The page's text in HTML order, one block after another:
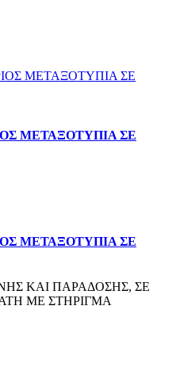
ΜΕΤΑΞΟΤΥΠΙΑ ΣΕ
ΜΕΤΑΞΟΤΥΠΙΑ ΣΕ
ΚΑΙ ΠΑΡΑΔΟΣΗΣ, ΣΕ
ΜΕ ΣΤΗΡΙΓΜΑ